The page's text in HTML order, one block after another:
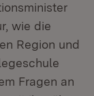
wie die
Region und
Fragen an